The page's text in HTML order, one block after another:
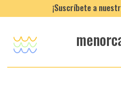
¡Suscríbete a